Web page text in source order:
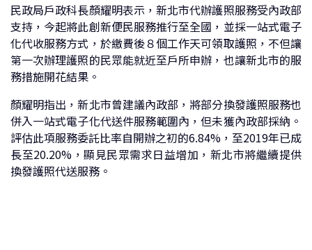
民政局戶政科長顏耀明表示，新北市代辦護照服務受內政部
支持，今起將此創新便民服務推行至全國，並採一站式電子
化代收服務方式，於繳費後８個工作天可領取護照，不但讓
第一次辦理護照的民眾能就近至戶所申辦，也讓新北市的服
務措施開花結果。
顏耀明指出，新北市曾建議內政部，將部分換發護照服務也
併入一站式電子化代送件服務範圍內，但未獲內政部採納。
評估此項服務委託比率自開辦之初的6.84%，至2019年已成
長至20.20%，顯見民眾需求日益增加，新北市將繼續提供
換發護照代送服務。